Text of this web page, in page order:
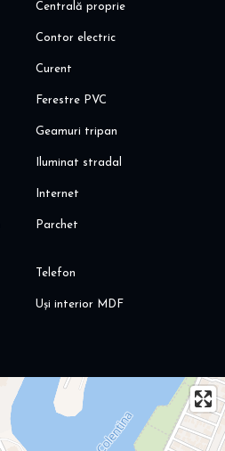
Centrală proprie
Contor electric
Curent
Ferestre PVC
Geamuri tripan
Iluminat stradal
Internet
Parchet
Telefon
Uși interior MDF